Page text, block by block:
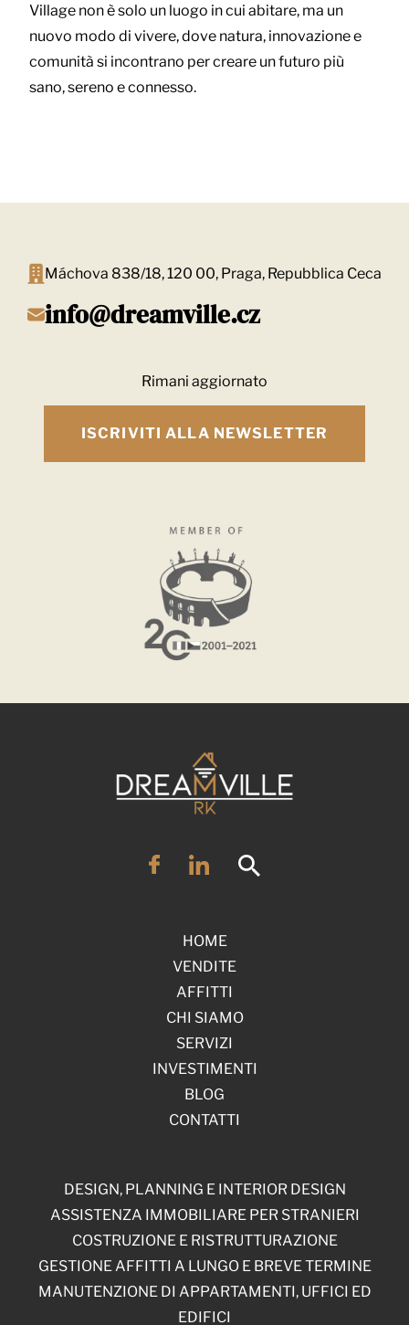
Village non è solo un luogo in cui abitare, ma un
nuovo modo di vivere, dove natura, innovazione e
comunità si incontrano per creare un futuro più
sano, sereno e connesso.
Máchova 838/18, 120 00, Praga, Repubblica Ceca
info@dreamville.cz
Rimani aggiornato
ISCRIVITI ALLA NEWSLETTER
HOME
VENDITE
AFFITTI
CHI SIAMO
SERVIZI
INVESTIMENTI
BLOG
CONTATTI
DESIGN, PLANNING E INTERIOR DESIGN
ASSISTENZA IMMOBILIARE PER STRANIERI
COSTRUZIONE E RISTRUTTURAZIONE
GESTIONE AFFITTI A LUNGO E BREVE TERMINE
MANUTENZIONE DI APPARTAMENTI, UFFICI ED
EDIFICI